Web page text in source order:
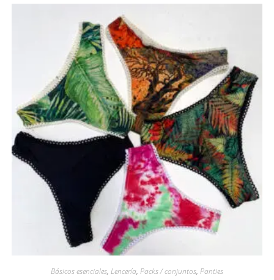
Básicos esenciales, Lencería, Packs / conjuntos, Panties